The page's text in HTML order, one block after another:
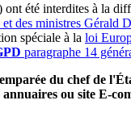
ont été interdites à la
des ministres
spéciale à la loi
paragraphe 14
du chef de
ou site E-